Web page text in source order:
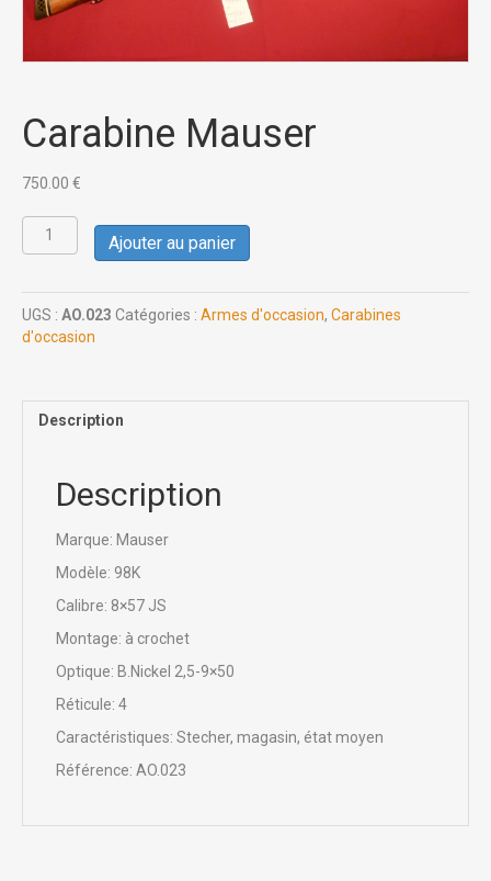
Carabine Mauser
750.00 €
quantité
de
Mauser
Ajouter au panier
UGS : AO.023 Catégories : Armes d'occasion, Carabines
d'occasion
Description
Description
Marque: Mauser
Modèle: 98K
Calibre: 8×57 JS
Montage: à crochet
Optique: B.Nickel 2,5-9×50
Réticule: 4
Caractéristiques: Stecher, magasin, état moyen
Référence: AO.023